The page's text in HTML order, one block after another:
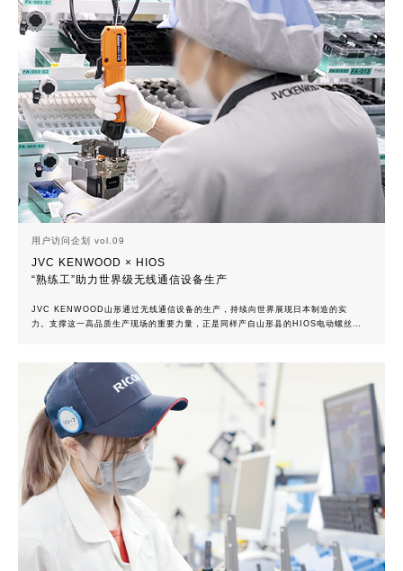
用户访问企划 vol.09
JVC KENWOOD × HIOS
“熟练工”助力世界级无线通信设备生产
JVC KENWOOD山形通过无线通信设备的生产，持续向世界展现日本制造的实
力。支撑这一高品质生产现场的重要力量，正是同样产自山形县的HIOS电动螺丝
山形的制造企业携手合作，以“日本制造”的技术实力和现场改善能力，共同推动面向
全球市场的品质革新。